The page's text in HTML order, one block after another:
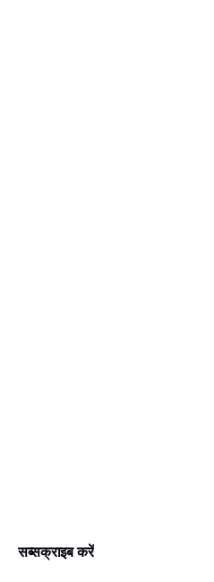
सब्सक्राइब करें